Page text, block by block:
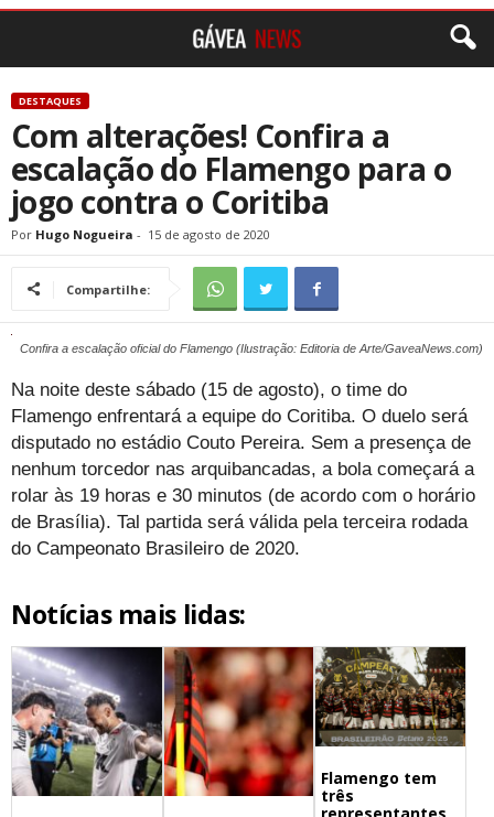
DESTAQUES
Com alterações! Confira a
escalação do Flamengo para o
jogo contra o Coritiba
Por Hugo Nogueira - 15 de agosto de 2020
Compartilhe:
Confira a escalação oficial do Flamengo (Ilustração: Editoria de Arte/GaveaNews.com)
Na noite deste sábado (15 de agosto), o time do
Flamengo enfrentará a equipe do Coritiba. O duelo será
disputado no estádio Couto Pereira. Sem a presença de
nenhum torcedor nas arquibancadas, a bola começará a
rolar às 19 horas e 30 minutos (de acordo com o horário
de Brasília). Tal partida será válida pela terceira rodada
do Campeonato Brasileiro de 2020.
Notícias mais lidas:
Flamengo tem
três